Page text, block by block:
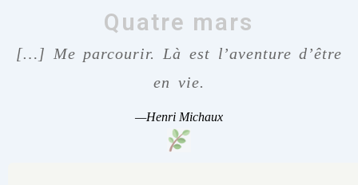
Quatre mars
[…] Me parcourir. Là est l’aventure d’être
en vie.
—Henri Michaux